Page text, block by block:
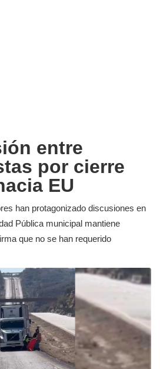
entre
por cierre
EU
han protagonizado discusiones en
Pública municipal mantiene
que no se han requerido